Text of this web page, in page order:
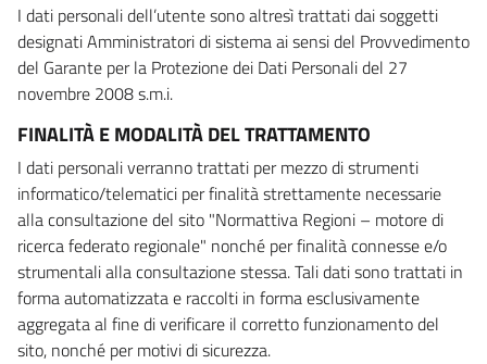
I dati personali dell’utente sono altresì trattati dai soggetti
designati Amministratori di sistema ai sensi del Provvedimento
del Garante per la Protezione dei Dati Personali del 27
novembre 2008 s.m.i.
FINALITÀ E MODALITÀ DEL TRATTAMENTO
I dati personali verranno trattati per mezzo di strumenti
informatico/telematici per finalità strettamente necessarie
alla consultazione del sito "Normattiva Regioni – motore di
ricerca federato regionale" nonché per finalità connesse e/o
strumentali alla consultazione stessa. Tali dati sono trattati in
forma automatizzata e raccolti in forma esclusivamente
aggregata al fine di verificare il corretto funzionamento del
sito, nonché per motivi di sicurezza.